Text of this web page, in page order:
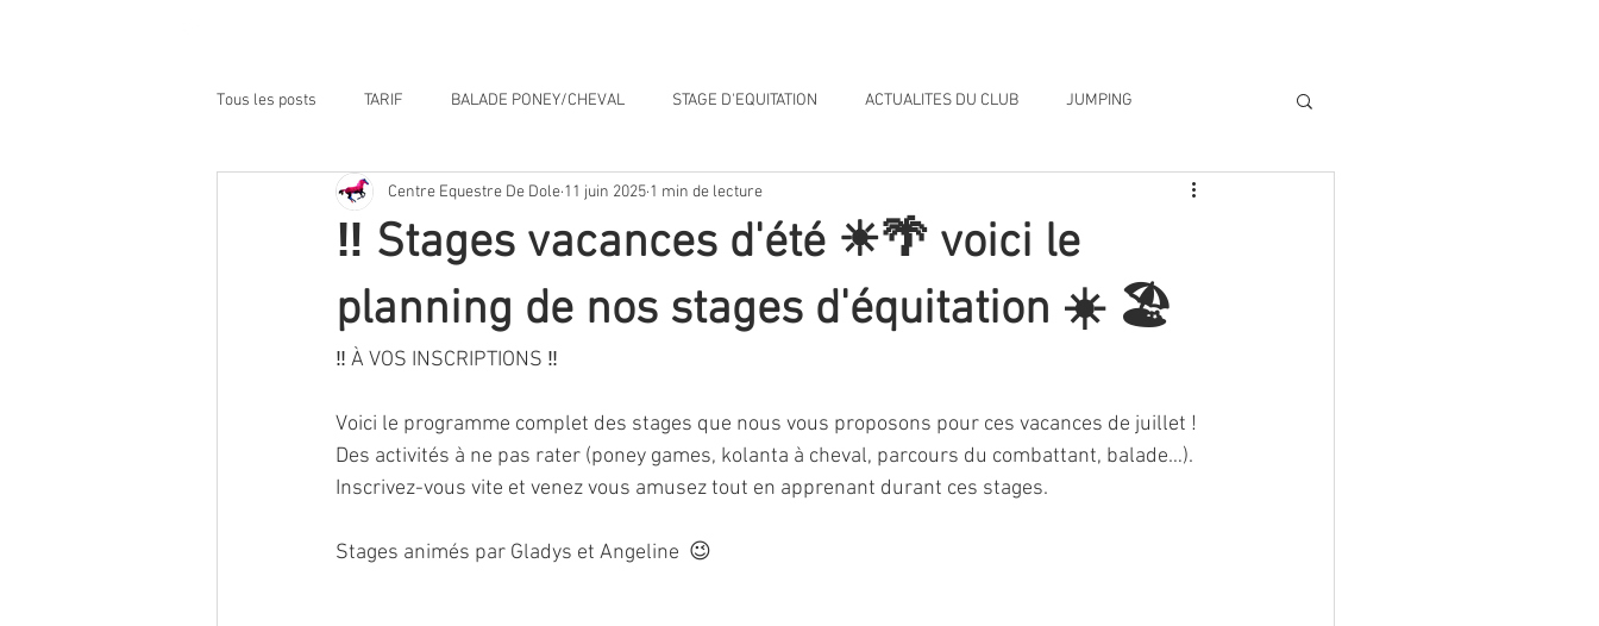
Tous les posts TARIF BALADE PONEY/CHEVAL STAGE D'EQUITATION ACTUALITES DU CLUB JUMPING
NOS VIDEOS BY HALPHASTUDIO BOUTIQUE OCCASIONS
‼ Stages vacances d'été ☀🌴 voici le
planning de nos stages d'équitation ☀️ 🏖️
Centre Equestre De Dole 11 juin 2025 1 min de lecture
‼ À VOS INSCRIPTIONS ‼
Voici le programme complet des stages que nous vous proposons pour ces vacances de juillet !
Des activités à ne pas rater (poney games, kolanta à cheval, parcours du combattant, balade…).
Inscrivez-vous vite et venez vous amusez tout en apprenant durant ces stages.
Stages animés par Gladys et Angeline  😉